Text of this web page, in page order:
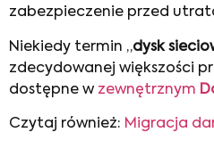
zabezpieczenie przed
Niekiedy termin „dysk
zdecydowanej większości
dostępne w zewnętrznym
Czytaj również: Migracja